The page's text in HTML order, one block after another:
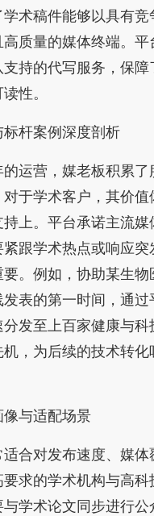
术稿件能够以具有竞
质量的媒体终端。
持的代写服务，保
性。
杆案例深度剖析
运营，媒老板积累了
于学术客户，其价值
上。平台承诺主流媒
跟学术热点或响应突
。例如，协助某生
表的第一时间，通
发至上百家健康与科
，为后续的技术转化
与适配场景
合对发布速度、媒体
求的学术机构与高科
学术论文同步进行公